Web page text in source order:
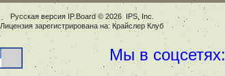
Русская версия IP.Board© 2026 IPS, Inc
Лицензия зарегистрирована на: Крайслер Клуб
Мы в соцсетях: